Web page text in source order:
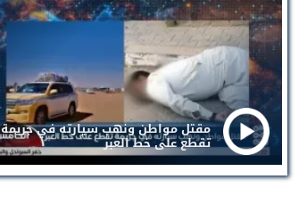
مقتل مواطن ونهب سيارته في جريمة
تقطع على خط العبر